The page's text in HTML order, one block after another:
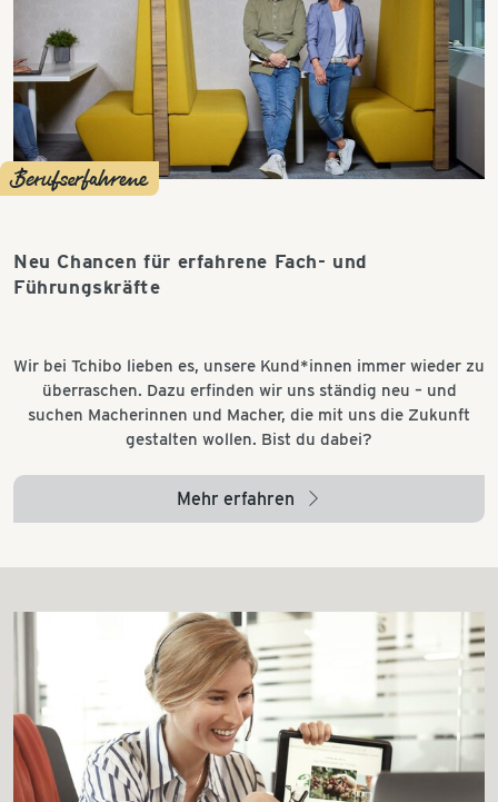
Berufserfahrene
Neu Chancen für erfahrene Fach- und
Führungskräfte
Wir bei Tchibo lieben es, unsere Kund*innen immer wieder zu
überraschen. Dazu erfinden wir uns ständig neu – und
suchen Macherinnen und Macher, die mit uns die Zukunft
gestalten wollen. Bist du dabei?
Mehr erfahren arrow_right